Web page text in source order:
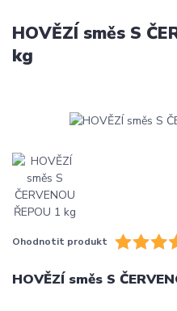
HOVĚZÍ směs S
kg
Ohodnotit produkt
HOVĚZÍ směs S